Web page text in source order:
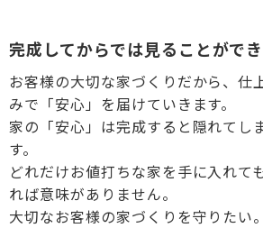
完成してからでは見ることができ
お客様の大切な家づくりだから、仕
みで「安心」を届けていきます。
家の「安心」は完成すると隠れてし
す。
どれだけお値打ちな家を手に入れて
れば意味がありません。
大切なお客様の家づくりを守りたい。